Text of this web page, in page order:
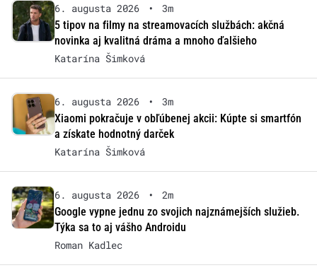
6. augusta 2026 •
3m
5 tipov na filmy na streamovacích službách: akčná
novinka aj kvalitná dráma a mnoho ďalšieho
Katarína Šimková
6. augusta 2026 •
3m
Xiaomi pokračuje v obľúbenej akcii: Kúpte si smartfón
a získate hodnotný darček
Katarína Šimková
6. augusta 2026 •
2m
Google vypne jednu zo svojich najznámejších služieb.
Týka sa to aj vášho Androidu
Roman Kadlec